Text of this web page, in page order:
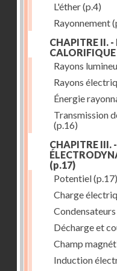
L'éther(p.4)
Rayonnement
CHAPITRE II.
Rayons
Rayons
Énergie
Transmission
(p.16)
CHAPITRE III.
(p.17)
Potentiel(p.17)
Charge
Condensateurs
Décharge et
Champ
Induction